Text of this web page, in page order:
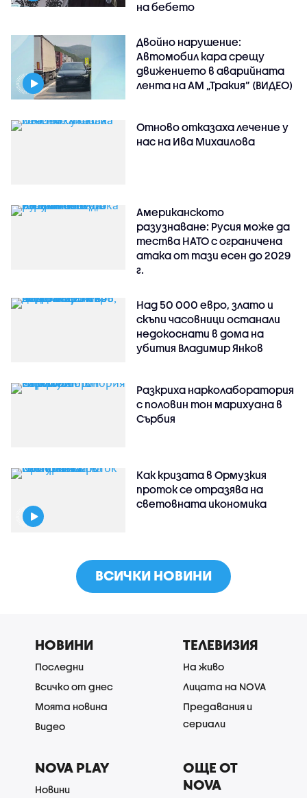
на бебето
Двойно нарушение:
Автомобил кара срещу
движението в аварийната
лента на АМ „Тракия” (ВИДЕО)
Отново отказаха лечение у
нас на Ива Михаилова
Американското
разузнаване: Русия може да
тества НАТО с ограничена
атака от тази есен до 2029
г.
Над 50 000 евро, злато и
скъпи часовници останали
недокоснати в дома на
убития Владимир Янков
Разкриха нарколаборатория
с половин тон марихуана в
Сърбия
Как кризата в Ормузкия
проток се отразява на
световната икономика
ВСИЧКИ НОВИНИ
НОВИНИ
Последни
Всичко от днес
Моята новина
Видео
ТЕЛЕВИЗИЯ
На живо
Лицата на NOVA
Предавания и
сериали
NOVA PLAY
Новини
ОЩЕ ОТ
NOVA